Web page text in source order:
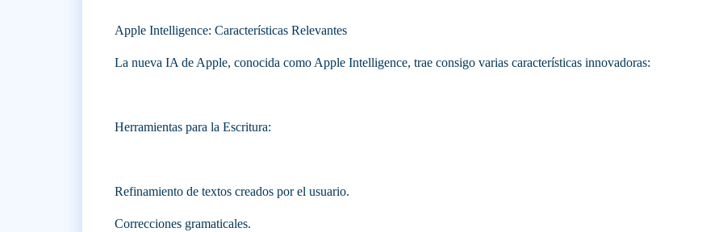
Apple Intelligence: Características Relevantes
La nueva IA de Apple, conocida como Apple Intelligence, trae consigo varias características innovadoras:
Herramientas para la Escritura:
Refinamiento de textos creados por el usuario.
Correcciones gramaticales.